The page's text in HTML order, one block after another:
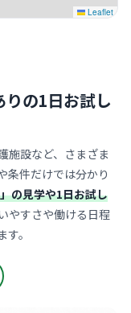
Leaflet
りの1日お試し
施設など、さまざま
条件だけでは分かり
の見学や1日お試し
やすさや働ける日程
。